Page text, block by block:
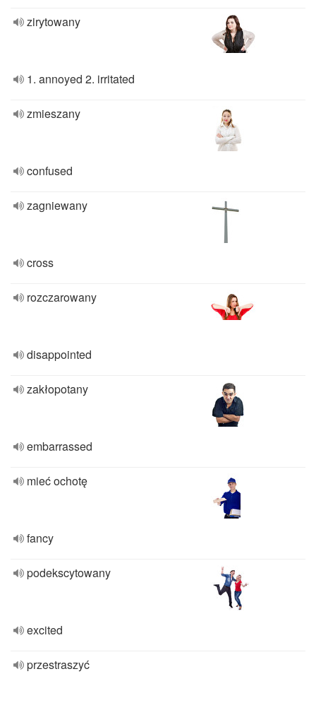
zirytowany
1. annoyed 2. irritated
zmieszany
confused
zagniewany
cross
rozczarowany
disappointed
zakłopotany
embarrassed
mieć ochotę
fancy
podekscytowany
excited
przestraszyć